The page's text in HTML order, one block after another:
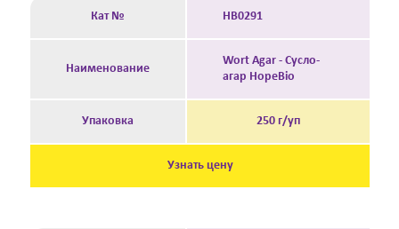
Кат № HB0291
Наименование
Wort Agar - Cусло-
агар HopeBio
Упаковка 250 г/уп
Узнать цену